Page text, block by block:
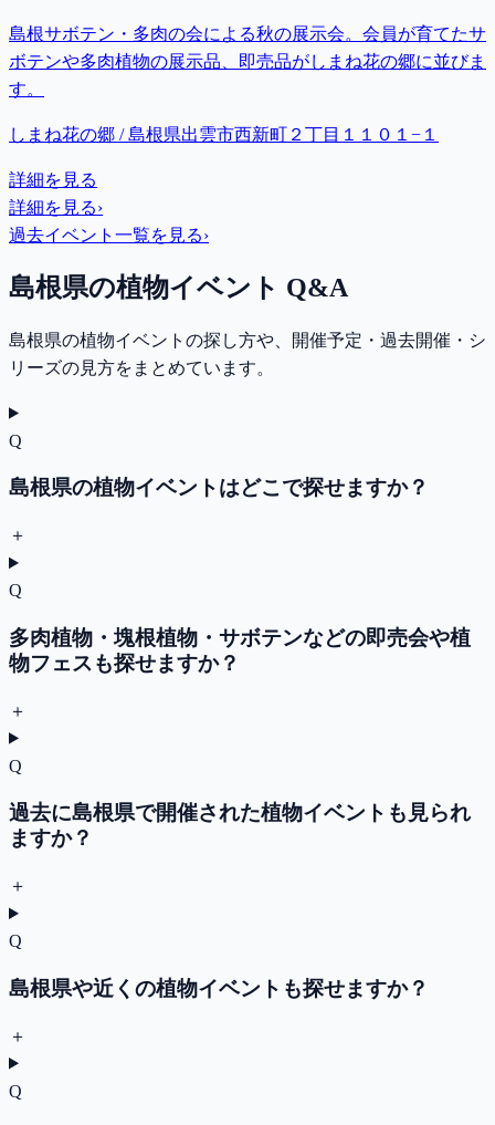
島根サボテン・多肉の会による秋の展示会。会員が育てたサ
ボテンや多肉植物の展示品、即売品がしまね花の郷に並びま
す。
しまね花の郷 / 島根県出雲市西新町２丁目１１０１−１
詳細を見る
詳細を見る›
過去イベント一覧を見る›
島根県の植物イベント Q&A
島根県の植物イベントの探し方や、開催予定・過去開催・シ
リーズの見方をまとめています。
Q
島根県の植物イベントはどこで探せますか？
＋
Q
多肉植物・塊根植物・サボテンなどの即売会や植
物フェスも探せますか？
＋
Q
過去に島根県で開催された植物イベントも見られ
ますか？
＋
Q
島根県や近くの植物イベントも探せますか？
＋
Q